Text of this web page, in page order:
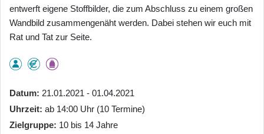
entwerft eigene Stoffbilder, die zum Abschluss zu einem großen
Wandbild zusammengenäht werden. Dabei stehen wir euch mit
Rat und Tat zur Seite.
Datum 21.01.2021 - 01.04.2021
Uhrzeit ab 14:00 Uhr (10 Termine)
Zielgruppe 10 bis 14 Jahre